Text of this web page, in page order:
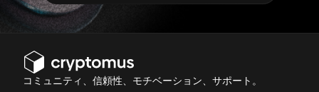
コミュニティ、信頼性、モチベーション、サポート。